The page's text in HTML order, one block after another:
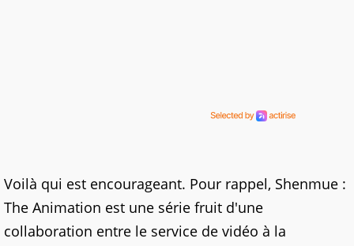
Voilà qui est encourageant. Pour rappel, Shenmue :
The Animation est une série fruit d'une
collaboration entre le service de vidéo à la